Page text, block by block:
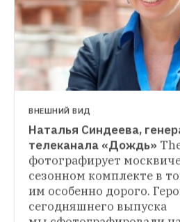
ВНЕШНИЙ ВИД
The Village фотографирует
любимом сезонном
месте, которое им
Филипп Петренко,
Village фотографирует
в их любимом сезонном
месте, которое им
нового выпуска мы
ВНЕШНИЙ ВИД
Наталья Синдеева,
телеканала «Дождь»
фотографирует
сезонном комплекте в
им особенно дорого.
сегодняшнего выпуска